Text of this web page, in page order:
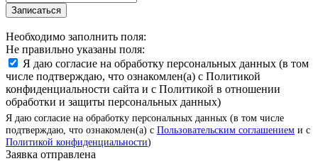
Записаться
Необходимо заполнить поля:
Не правильно указаны поля:
Я даю согласие на обработку персональных данных (в том
числе подтверждаю, что ознакомлен(а) с Политикой
конфиденциальности сайта и с Политикой в отношении
обработки и защиты персональных данных)
Я даю согласие на обработку персональных данных (в том числе
подтверждаю, что ознакомлен(а) с Пользовательским соглашением и с
Политикой конфиденциальности)
Заявка отправлена